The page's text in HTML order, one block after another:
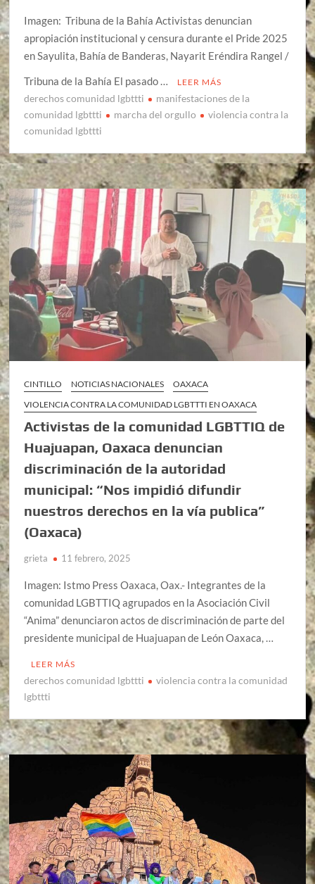
Imagen: Tribuna de la Bahía Activistas denuncian
apropiación institucional y censura durante el Pride 2025
en Sayulita, Bahía de Banderas, Nayarit Eréndira Rangel /
Tribuna de la Bahía El pasado …
LEER MÁS
derechos comunidad lgbttti
manifestaciones de la
comunidad lgbttti
marcha del orgullo
violencia contra la
comunidad lgbttti
CINTILLO NOTICIAS NACIONALES
OAXACA
VIOLENCIA CONTRA LA COMUNIDAD LGBTTTI EN OAXACA
Activistas de la comunidad LGBTTIQ de
Huajuapan, Oaxaca denuncian
discriminación de la autoridad
municipal: “Nos impidió difundir
nuestros derechos en la vía publica”
(Oaxaca)
grieta 11 febrero, 2025
Imagen: Istmo Press Oaxaca, Oax.- Integrantes de la
comunidad LGBTTIQ agrupados en la Asociación Civil
“Anima” denunciaron actos de discriminación de parte del
presidente municipal de Huajuapan de León Oaxaca, …
LEER MÁS
derechos comunidad lgbttti
violencia contra la comunidad
lgbttti